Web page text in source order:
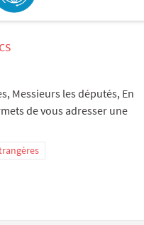
Messieurs les députés, En
de vous adresser une